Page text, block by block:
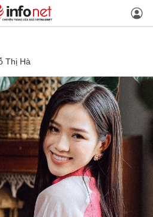
Thị Hà